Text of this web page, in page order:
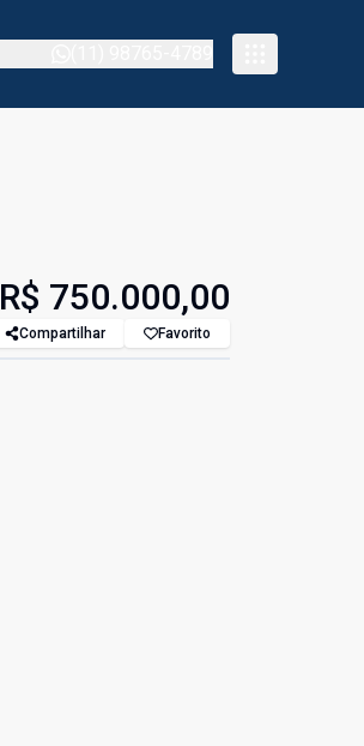
R$ 750.000,00
Compartilhar Favorito